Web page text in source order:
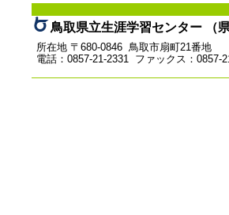
鳥取県立生涯学習センター （
所在地 〒680-0846 鳥取市扇町21番地
電話：0857-21-2331 ファックス：0857-